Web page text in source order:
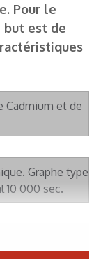
Pour le
but est de
Cadmium et de
Graphe type
10 000 sec.
d’une calle